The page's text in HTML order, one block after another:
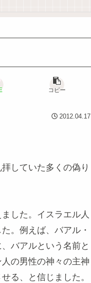
コピー
2012.04.17
していた多くの偽り
した。イスラエル人
。例えば、バアル・
バアルという名前と
の男性の神々の主神
る、と信じました。